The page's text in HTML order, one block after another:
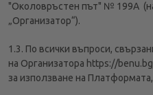
"Околовръстен път" № 199А
„Организатор“).
1.3. По всички въпроси,
на Организатора https://
за използване на